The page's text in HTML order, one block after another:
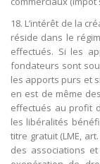
18. L’intérêt de la
réside dans le
effectués. Si les
fondateurs sont
les apports purs et
en est de même
effectués au profit
les libéralités
titre gratuit (LME,
des associations